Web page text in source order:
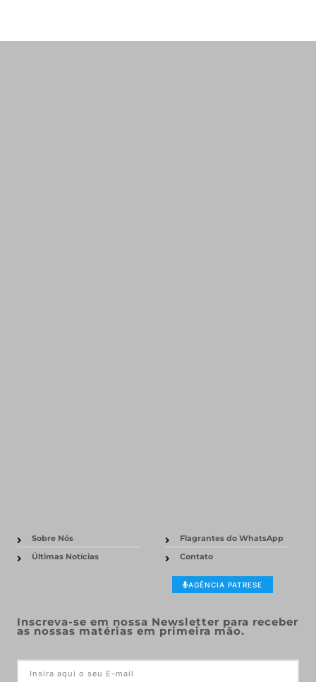
Sobre Nós
Últimas Notícias
Flagrantes do WhatsApp
Contato
AGÊNCIA PATRESE
Inscreva-se em nossa Newsletter para receber
as nossas matérias em primeira mão.